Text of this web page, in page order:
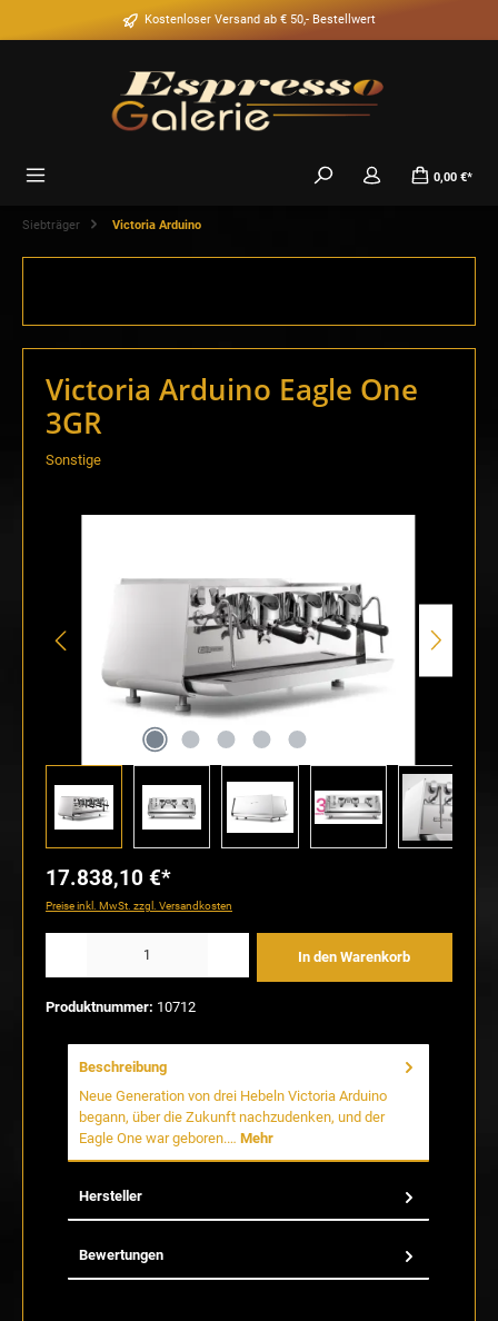
Kostenloser Versand ab € 50,- Bestellwert
0,00 €*
Siebträger Victoria Arduino
Victoria Arduino Eagle One
3GR
Sonstige
17.838,10 €*
Preise inkl. MwSt. zzgl. Versandkosten
In den Warenkorb
Produktnummer: 10712
Beschreibung
Neue Generation von drei Hebeln Victoria Arduino
begann, über die Zukunft nachzudenken, und der
Eagle One war geboren.… Mehr
Hersteller
Bewertungen